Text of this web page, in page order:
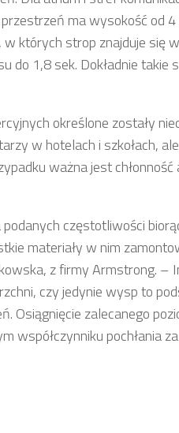
ma wysokość od
których strop znajduje się
do 1,8 sek. Dokładnie
określone zostały
w hotelach i szkołach,
ważna jest
częstotliwości
materiały w nim
z firmy Armstrong. –
czy jedynie wysp to
Osiągnięcie zalecanego
współczynniku pochłania